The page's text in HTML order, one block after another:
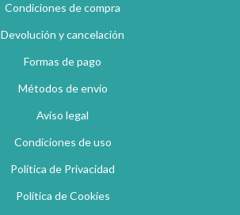
Condiciones de compra
Devolución y cancelación
Formas de pago
Métodos de envío
Aviso legal
Condiciones de uso
Política de Privacidad
Política de Cookies